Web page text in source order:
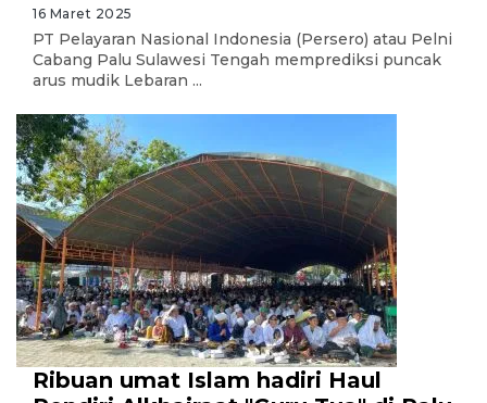
16 Maret 2025
PT Pelayaran Nasional Indonesia (Persero) atau Pelni
Cabang Palu Sulawesi Tengah memprediksi puncak
arus mudik Lebaran ...
Ribuan umat Islam hadiri Haul